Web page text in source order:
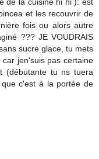
de la cuisine hi hi ): est
et les recouvrir de
fois ou alors autre
??? JE VOUDRAIS
sucre glace, tu mets
jen'suis pas certaine
(débutante tu ns tuera
c'est à la portée de